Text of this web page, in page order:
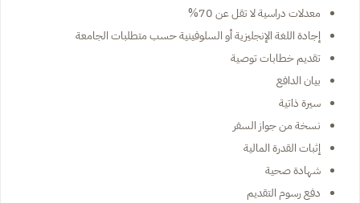
معدلات دراسية لا تقل عن 70%
إجادة اللغة الإنجليزية أو السلوفينية حسب متطلبات الجامعة
تقديم خطابات توصية
بيان الدافع
سيرة ذاتية
نسخة من جواز السفر
إثبات القدرة المالية
شهادة صحية
دفع رسوم التقديم